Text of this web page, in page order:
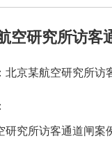
空研究所访客
北京某航空研究所访
研究所访客通道闸案